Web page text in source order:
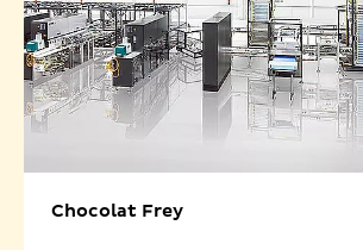
Chocolat Frey